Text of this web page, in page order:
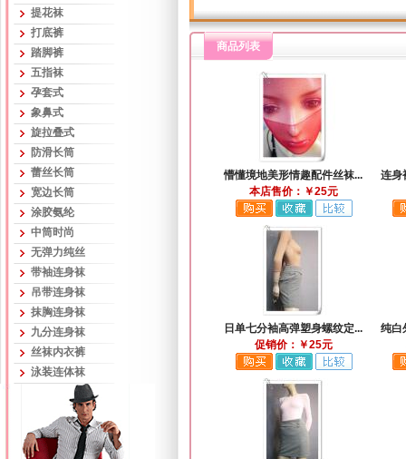
提花袜
打底裤
踏脚裤
五指袜
孕套式
象鼻式
旋拉叠式
防滑长筒
蕾丝长筒
宽边长筒
涂胶氨纶
中筒时尚
无弹力纯丝
带袖连身袜
吊带连身袜
抹胸连身袜
九分连身袜
丝袜内衣裤
泳装连体袜
商品列表
懵懂境地美形情趣配件丝袜...
本店售价：￥25元
连身
日单七分袖高弹塑身螺纹定...
促销价：￥25元
纯白